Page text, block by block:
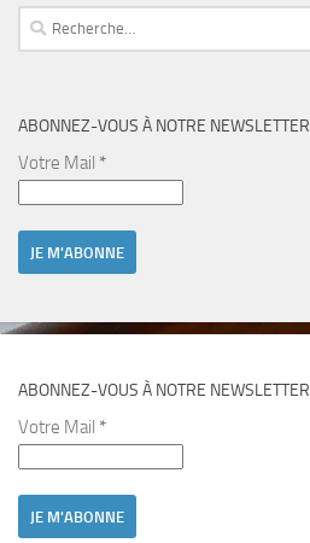
Rechercher :
ABONNEZ-VOUS À NOTRE NEWSLETTER
Votre Mail *
ABONNEZ-VOUS À NOTRE NEWSLETTER
Votre Mail *